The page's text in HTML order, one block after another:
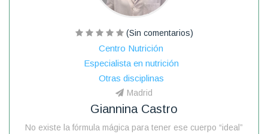
(Sin comentarios)
Centro Nutrición
Especialista en nutrición
Otras disciplinas
Madrid
Giannina Castro
No existe la fórmula mágica para tener ese cuerpo “ideal”